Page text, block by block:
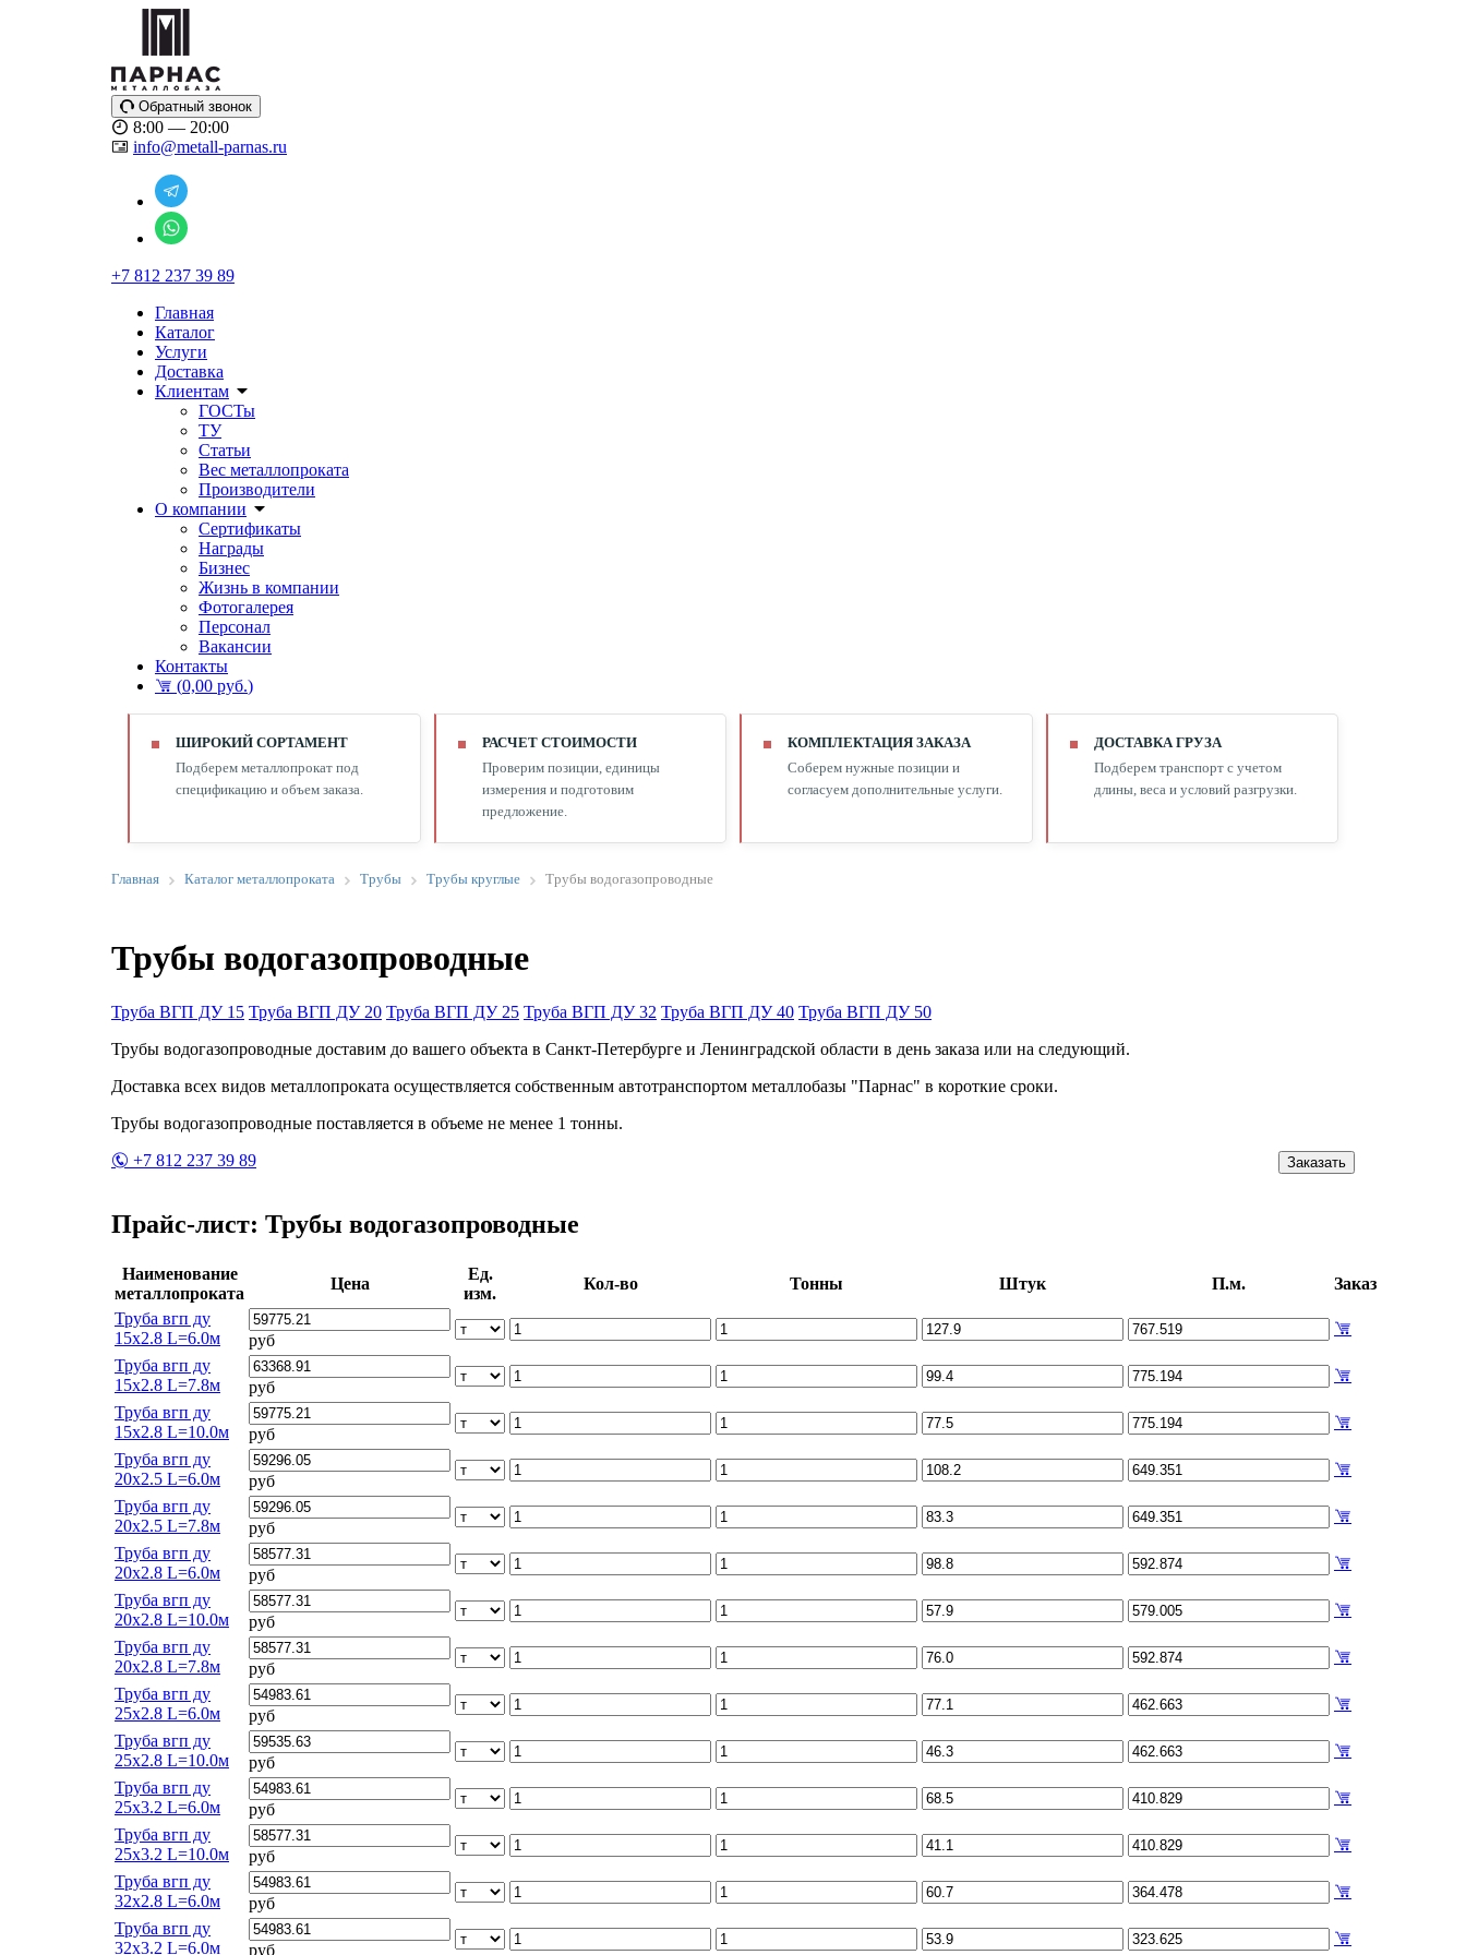
Обратный звонок
8:00 — 20:00
info@metall-parnas.ru
+7 812 237 39 89
Главная
Каталог
Услуги
Доставка
Клиентам
ГОСТы
ТУ
Статьи
Вес металлопроката
Производители
О компании
Сертификаты
Награды
Бизнес
Жизнь в компании
Фотогалерея
Персонал
Вакансии
Контакты
(0,00 руб.)
ШИРОКИЙ СОРТАМЕНТ
Подберем металлопрокат под
спецификацию и объем заказа.
РАСЧЕТ СТОИМОСТИ
Проверим позиции, единицы
измерения и подготовим
предложение.
КОМПЛЕКТАЦИЯ ЗАКАЗА
Соберем нужные позиции и
согласуем дополнительные услуги.
ДОСТАВКА ГРУЗА
Подберем транспорт с учетом
длины, веса и условий разгрузки.
Главная Каталог металлопроката Трубы Трубы круглые Трубы водогазопроводные
Трубы водогазопроводные
Труба ВГП ДУ 15 Труба ВГП ДУ 20 Труба ВГП ДУ 25 Труба ВГП ДУ 32 Труба ВГП ДУ 40 Труба ВГП ДУ 50
Трубы водогазопроводные доставим до вашего объекта в Санкт-Петербурге и Ленинградской области в день заказа или на следующий.
Доставка всех видов металлопроката осуществляется собственным автотранспортом металлобазы "Парнас" в короткие сроки.
Трубы водогазопроводные поставляется в объеме не менее 1 тонны.
+7 812 237 39 89
Заказать
Прайс-лист: Трубы водогазопроводные
Наименование
металлопроката
Цена
Ед.
изм.
Кол-во Тонны Штук П.м.
Заказ
Труба вгп ду
15х2.8 L=6.0м
руб
Труба вгп ду
15х2.8 L=7.8м
руб
Труба вгп ду
15х2.8 L=10.0м
руб
Труба вгп ду
20х2.5 L=6.0м
руб
Труба вгп ду
20х2.5 L=7.8м
руб
Труба вгп ду
20х2.8 L=6.0м
руб
Труба вгп ду
20х2.8 L=10.0м
руб
Труба вгп ду
20х2.8 L=7.8м
руб
Труба вгп ду
25х2.8 L=6.0м
руб
Труба вгп ду
25х2.8 L=10.0м
руб
Труба вгп ду
25х3.2 L=6.0м
руб
Труба вгп ду
25х3.2 L=10.0м
руб
Труба вгп ду
32х2.8 L=6.0м
руб
Труба вгп ду
32х3.2 L=6.0м
руб